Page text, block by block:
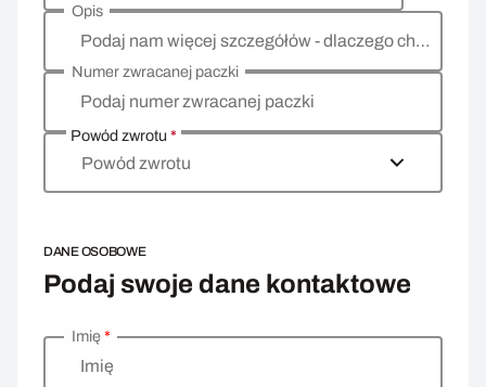
Podaj nam więcej szczegółów - dlaczego chcesz zwrócić towar, co jest powodem?
Opis
Podaj numer zwracanej paczki
Numer zwracanej paczki
Powód zwrotu*
Powód zwrotu
DANE OSOBOWE
Podaj swoje dane kontaktowe
Wprowadź swoje dane osobowe
Imię
Imię*